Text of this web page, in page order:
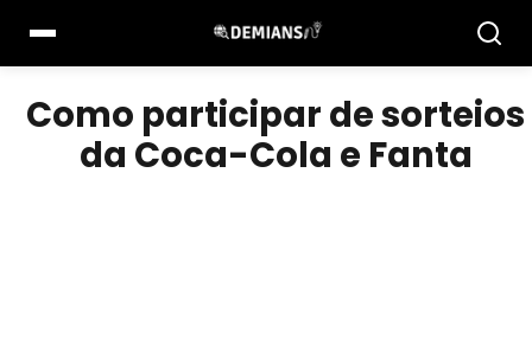
para
o
conteúdo
Como participar de sorteios
da Coca-Cola e Fanta